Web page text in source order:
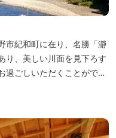
市紀和町に在り、名勝「瀞
り、美しい川面を見下ろす
過ごしいただくことができ
野三山）、玉置神社が近
からも近いことから観光ア